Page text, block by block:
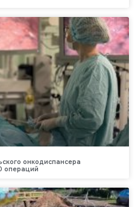
онкодиспансера
операций